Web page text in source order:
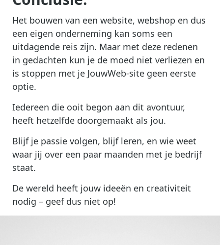
Het bouwen van een website, webshop en dus
een eigen onderneming kan soms een
uitdagende reis zijn. Maar met deze redenen
in gedachten kun je de moed niet verliezen en
is stoppen met je JouwWeb-site geen eerste
optie.
Iedereen die ooit begon aan dit avontuur,
heeft hetzelfde doorgemaakt als jou.
Blijf je passie volgen, blijf leren, en wie weet
waar jij over een paar maanden met je bedrijf
staat.
De wereld heeft jouw ideeën en creativiteit
nodig – geef dus niet op!